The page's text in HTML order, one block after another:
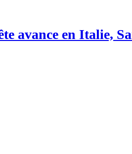
avance en Italie,